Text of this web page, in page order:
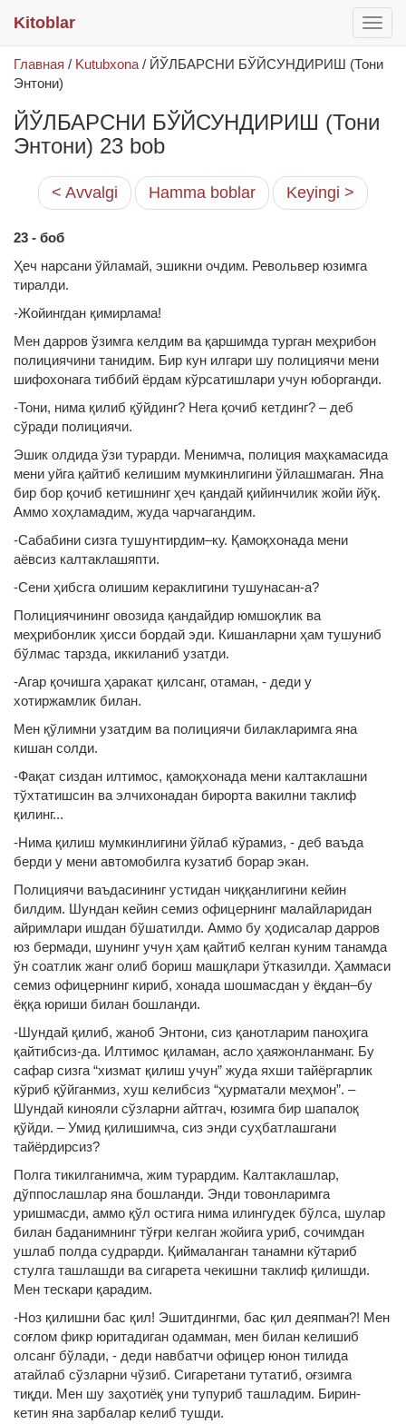
меню
Kitoblar
Главная / Kutubxona / ЙЎЛБАРСНИ БЎЙСУНДИРИШ (Тони
Энтони)
ЙЎЛБАРСНИ БЎЙСУНДИРИШ (Тони
Энтони) 23 bob
< Avvalgi Hamma boblar Keyingi >
23 - боб
Ҳеч нарсани ўйламай, эшикни очдим. Револьвер юзимга
тиралди.
-Жойингдан қимирлама!
Мен дарров ўзимга келдим ва қаршимда турган меҳрибон
полициячини танидим. Бир кун илгари шу полициячи мени
шифохонага тиббий ёрдам кўрсатишлари учун юборганди.
-Тони, нима қилиб қўйдинг? Нега қочиб кетдинг? – деб
сўради полициячи.
Эшик олдида ўзи турарди. Менимча, полиция маҳкамасида
мени уйга қайтиб келишим мумкинлигини ўйлашмаган. Яна
бир бор қочиб кетишнинг ҳеч қандай қийинчилик жойи йўқ.
Аммо хоҳламадим, жуда чарчагандим.
-Сабабини сизга тушунтирдим–ку. Қамоқхонада мени
аёвсиз калтаклашяпти.
-Сени ҳибсга олишим кераклигини тушунасан-а?
Полициячининг овозида қандайдир юмшоқлик ва
меҳрибонлик ҳисси бордай эди. Кишанларни ҳам тушуниб
бўлмас тарзда, иккиланиб узатди.
-Агар қочишга ҳаракат қилсанг, отаман, - деди у
хотиржамлик билан.
Мен қўлимни узатдим ва полициячи билакларимга яна
кишан солди.
-Фақат сиздан илтимос, қамоқхонада мени калтаклашни
тўхтатишсин ва элчихонадан бирорта вакилни таклиф
қилинг...
-Нима қилиш мумкинлигини ўйлаб кўрамиз, - деб ваъда
берди у мени автомобилга кузатиб борар экан.
Полициячи ваъдасининг устидан чиққанлигини кейин
билдим. Шундан кейин семиз офицернинг малайларидан
айримлари ишдан бўшатилди. Аммо бу ҳодисалар дарров
юз бермади, шунинг учун ҳам қайтиб келган куним танамда
ўн соатлик жанг олиб бориш машқлари ўтказилди. Ҳаммаси
семиз офицернинг кириб, хонада шошмасдан у ёқдан–бу
ёққа юриши билан бошланди.
-Шундай қилиб, жаноб Энтони, сиз қанотларим паноҳига
қайтибсиз-да. Илтимос қиламан, асло ҳаяжонланманг. Бу
сафар сизга “хизмат қилиш учун” жуда яхши тайёргарлик
кўриб қўйганмиз, хуш келибсиз “ҳурматали меҳмон”. –
Шундай кинояли сўзларни айтгач, юзимга бир шапалоқ
қўйди. – Умид қилишимча, сиз энди суҳбатлашгани
тайёрдирсиз?
Полга тикилганимча, жим турардим. Калтаклашлар,
дўппослашлар яна бошланди. Энди товонларимга
уришмасди, аммо қўл остига нима илингудек бўлса, шулар
билан баданимнинг тўғри келган жойига уриб, сочимдан
ушлаб полда судрарди. Қиймаланган танамни кўтариб
стулга ташлашди ва сигарета чекишни таклиф қилишди.
Мен тескари қарадим.
-Ноз қилишни бас қил! Эшитдингми, бас қил деяпман?! Мен
соғлом фикр юритадиган одамман, мен билан келишиб
олсанг бўлади, - деди навбатчи офицер юнон тилида
атайлаб сўзларни чўзиб. Сигаретани тутатиб, оғзимга
тиқди. Мен шу заҳотиёқ уни тупуриб ташладим. Бирин-
кетин яна зарбалар келиб тушди.